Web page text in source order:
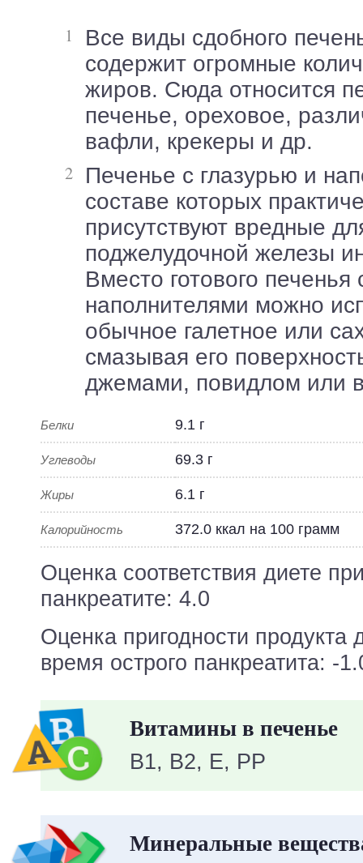
Все виды сдобного печенья – оно
содержит огромные
жиров. Сюда относится
печенье, ореховое,
вафли, крекеры и др.
Печенье с глазурью и наполнителями, в
составе которых
присутствуют вредные
поджелудочной железы
Вместо готового печенья
наполнителями можно
обычное галетное или
смазывая его
джемами, повидлом или
Белки 9.1 г
Углеводы 69.3 г
Жиры 6.1 г
Калорийность 372.0 ккал на 100 грамм
Оценка соответствия диете
панкреатите: 4.0
Оценка пригодности продукта
время острого панкреатита: -
Витамины в печенье
B1, B2, E, PP
Минеральные